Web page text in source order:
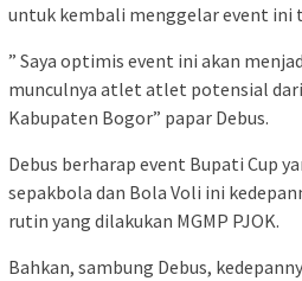
untuk kembali menggelar event ini
” Saya optimis event ini akan
munculnya atlet atlet potensial
Kabupaten Bogor” papar Debus.
Debus berharap event Bupati Cup
sepakbola dan Bola Voli ini
rutin yang dilakukan MGMP PJOK.
Bahkan, sambung Debus,